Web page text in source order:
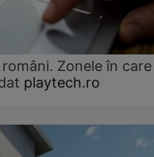
Zonele în care
playtech.ro